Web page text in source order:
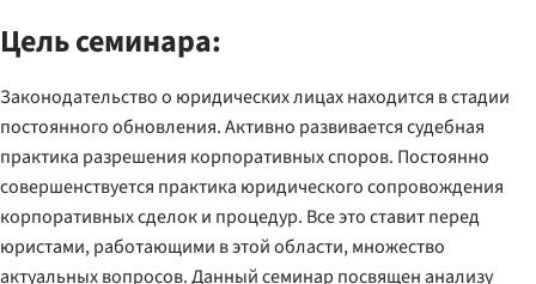
Цель семинара:
Законодательство о юридических лицах находится в стадии
постоянного обновления. Активно развивается судебная
практика разрешения корпоративных споров. Постоянно
совершенствуется практика юридического сопровождения
корпоративных сделок и процедур. Все это ставит перед
юристами, работающими в этой области, множество
актуальных вопросов. Данный семинар посвящен анализу